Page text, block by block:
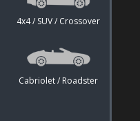
4x4 / SUV / Crossover
Cabriolet / Roadster